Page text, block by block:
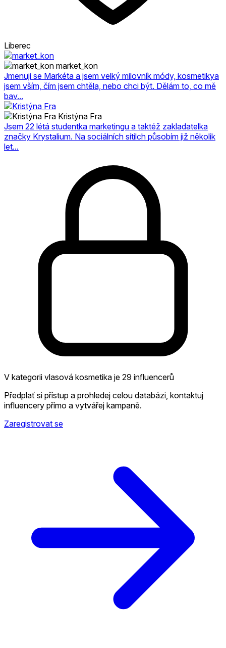
Liberec
market_kon
Jmenuji se Markéta a jsem velký milovník módy, kosmetikya
jsem vším, čím jsem chtěla, nebo chci být. Dělám to, co mě
bav...
Kristýna Fra
Jsem 22 létá studentka marketingu a taktéž zakladatelka
značky Krystalium. Na sociálních sítilch působím již několik
let...
V kategorii vlasová kosmetika je 29 influencerů
Předplať si přístup a prohledej celou databázi, kontaktuj
influencery přímo a vytvářej kampaně.
Zaregistrovat se